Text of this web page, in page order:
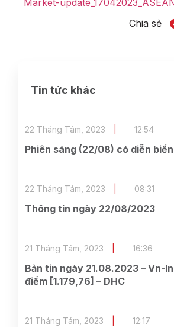
Chia sẻ
Tin tức khác
Phiên sáng (22/08) có diễn
22 Tháng Tám, 2023 12:54
Thông tin ngày 22/08/2023
22 Tháng Tám, 2023 08:31
Bản tin ngày 21.08.2023 – Vn-
điểm [1.179,76] – DHC
21 Tháng Tám, 2023 16:36
21 Tháng Tám, 2023 12:17